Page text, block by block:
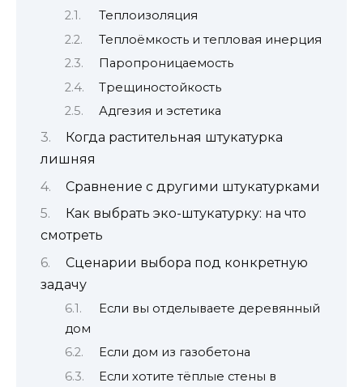
Теплоизоляция
Теплоёмкость и тепловая инерция
Паропроницаемость
Трещиностойкость
Адгезия и эстетика
Когда растительная штукатурка
лишняя
Сравнение с другими штукатурками
Как выбрать эко-штукатурку: на что
смотреть
Сценарии выбора под конкретную
задачу
Если вы отделываете деревянный
дом
Если дом из газобетона
Если хотите тёплые стены в